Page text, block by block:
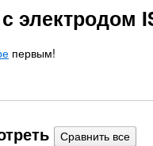
электродом
первым!